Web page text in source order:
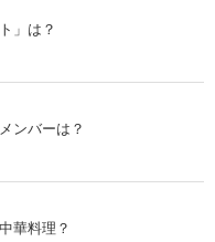
」は？
ンバーは？
華料理？